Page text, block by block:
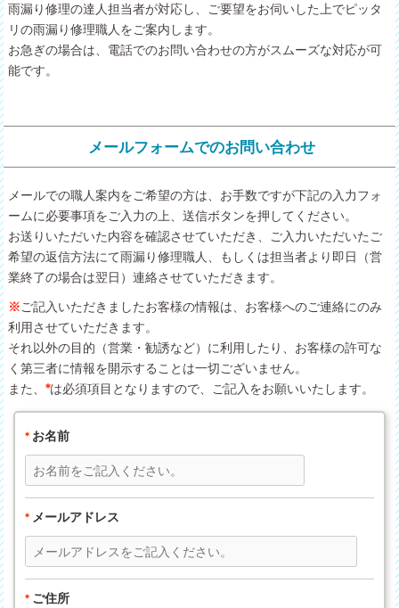
雨漏り修理の達人担当者が対応し、ご要望をお伺いした上でピッタ
リの雨漏り修理職人をご案内します。
お急ぎの場合は、電話でのお問い合わせの方がスムーズな対応が可
能です。
メールフォームでのお問い合わせ
メールでの職人案内をご希望の方は、お手数ですが下記の入力フォ
ームに必要事項をご入力の上、送信ボタンを押してください。
お送りいただいた内容を確認させていただき、ご入力いただいたご
希望の返信方法にて雨漏り修理職人、もしくは担当者より即日（営
業終了の場合は翌日）連絡させていただきます。
※ご記入いただきましたお客様の情報は、お客様へのご連絡にのみ
利用させていただきます。
それ以外の目的（営業・勧誘など）に利用したり、お客様の許可な
く第三者に情報を開示することは一切ございません。
また、*は必須項目となりますので、ご記入をお願いいたします。
* お名前
* メールアドレス
* ご住所